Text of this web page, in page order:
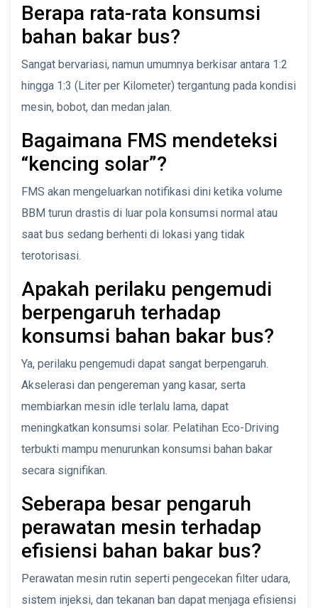
Berapa rata-rata konsumsi
bahan bakar bus?
Sangat bervariasi, namun umumnya berkisar antara 1:2
hingga 1:3 (Liter per Kilometer) tergantung pada kondisi
mesin, bobot, dan medan jalan.
Bagaimana FMS mendeteksi
“kencing solar”?
FMS akan mengeluarkan notifikasi dini ketika volume
BBM turun drastis di luar pola konsumsi normal atau
saat bus sedang berhenti di lokasi yang tidak
terotorisasi.
Apakah perilaku pengemudi
berpengaruh terhadap
konsumsi bahan bakar bus?
Ya, perilaku pengemudi dapat sangat berpengaruh.
Akselerasi dan pengereman yang kasar, serta
membiarkan mesin idle terlalu lama, dapat
meningkatkan konsumsi solar. Pelatihan Eco-Driving
terbukti mampu menurunkan konsumsi bahan bakar
secara signifikan.
Seberapa besar pengaruh
perawatan mesin terhadap
efisiensi bahan bakar bus?
Perawatan mesin rutin seperti pengecekan filter udara,
sistem injeksi, dan tekanan ban dapat menjaga efisiensi